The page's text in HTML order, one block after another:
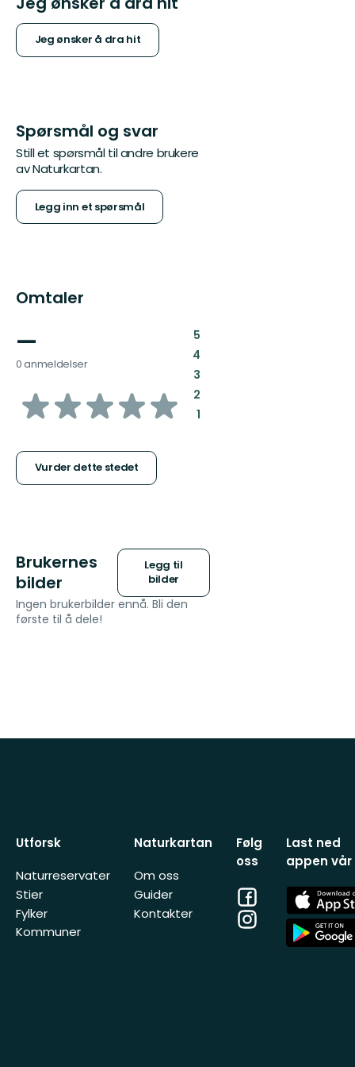
Jeg ønsker å dra hit
Spørsmål og svar
Still et spørsmål til andre brukere
av Naturkartan.
Legg inn et spørsmål
Omtaler
—
0 anmeldelser
av
stjerner
Vurder dette stedet
5:
4:
3:
2:
1:
Brukernes
bilder
Legg til
bilder
Ingen brukerbilder ennå. Bli den
første til å dele!
Utforsk
Naturreservater
Stier
Fylker
Kommuner
Naturkartan
Om oss
Guider
Kontakter
Følg
oss
Facebook
Instagram
Last ned
appen vår
App
Store
App
Store